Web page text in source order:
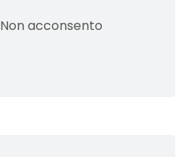
Non acconsento